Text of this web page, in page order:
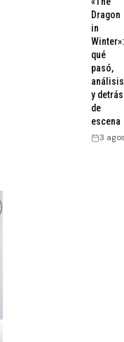
Dragon
in
Winter»:
qué
pasó,
análisis
y detrás
de
escena
3